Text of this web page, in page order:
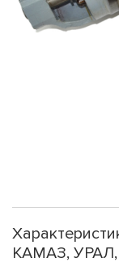
КАМАЗ,